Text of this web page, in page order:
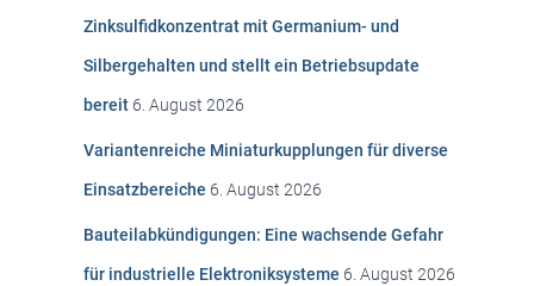
Zinksulfidkonzentrat mit Germanium- und
Silbergehalten und stellt ein Betriebsupdate
bereit 6. August 2026
Variantenreiche Miniaturkupplungen für diverse
Einsatzbereiche 6. August 2026
Bauteilabkündigungen: Eine wachsende Gefahr
für industrielle Elektroniksysteme 6. August 2026